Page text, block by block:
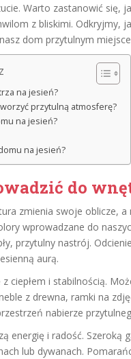
Warto zastanowić się,
z bliskimi. Odkryjmy,
dom przytulnym
na jesień?
przytulną atmosferę?
na jesień?
na jesień?
do
zmienia swoje oblicze,
wprowadzane do
przytulny nastrój.
aurą.
ciepłem i stabilnością.
z drewna, ramki na
nabierze
energię i radość. Szeroką
lub dywanach.